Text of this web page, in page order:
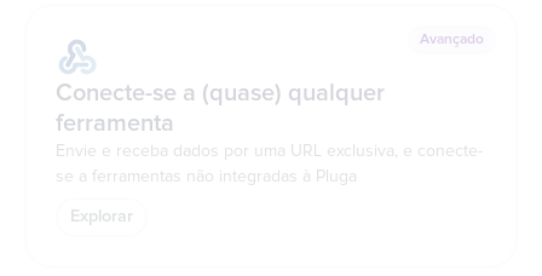
Avançado
Conecte-se a (quase) qualquer
ferramenta
Envie e receba dados por uma URL exclusiva, e conecte-
se a ferramentas não integradas à Pluga
Explorar